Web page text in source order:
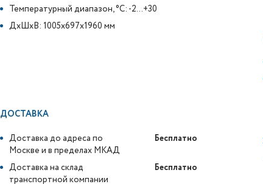
Температурный диапазон, °C: -2…+30
ДxШxВ: 1005x697x1960 мм
ДОСТАВКА
Доставка до адреса по
Москве и в пределах МКАД
Бесплатно
Доставка на склад
транспортной компании
Бесплатно